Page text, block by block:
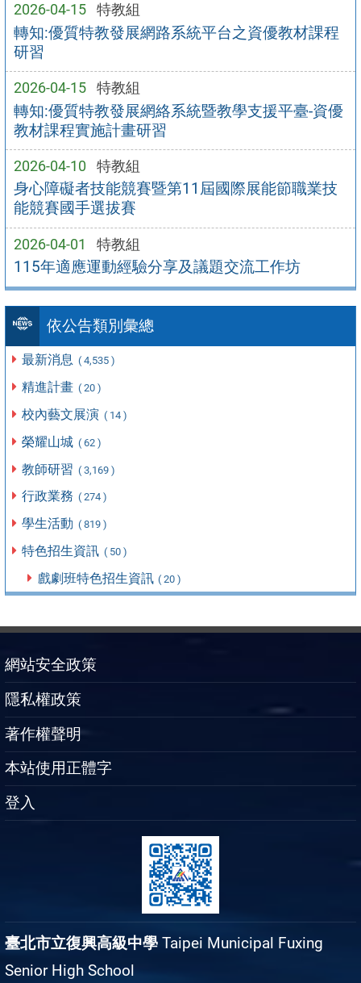
2026-04-15 特教組
轉知:優質特教發展網路系統平台之資優教材課程
研習
2026-04-15 特教組
轉知:優質特教發展網絡系統暨教學支援平臺-資優
教材課程實施計畫研習
2026-04-10 特教組
身心障礙者技能競賽暨第11屆國際展能節職業技
能競賽國手選拔賽
2026-04-01 特教組
115年適應運動經驗分享及議題交流工作坊
依公告類別彙總
最新消息 ( 4,535 )
精進計畫 ( 20 )
校內藝文展演 ( 14 )
榮耀山城 ( 62 )
教師研習 ( 3,169 )
行政業務 ( 274 )
學生活動 ( 819 )
特色招生資訊 ( 50 )
戲劇班特色招生資訊 ( 20 )
網站安全政策
隱私權政策
著作權聲明
本站使用正體字
登入
臺北市立復興高級中學 Taipei Municipal Fuxing
Senior High School